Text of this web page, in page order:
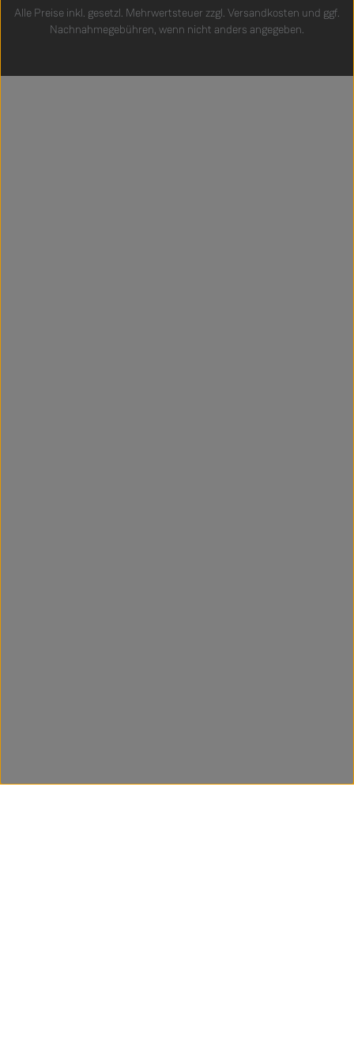
Alle Preise inkl. gesetzl. Mehrwertsteuer zzgl. Versandkosten und ggf.
Nachnahmegebühren, wenn nicht anders angegeben.